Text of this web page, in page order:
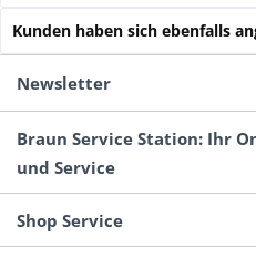
Kunden haben sich ebenfalls
Newsletter
Braun Service Station: Ihr
und Service
Shop Service